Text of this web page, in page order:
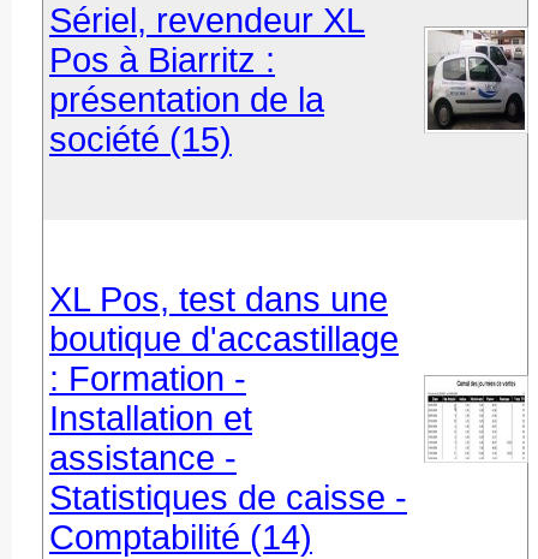
Sériel, revendeur XL
Pos à Biarritz :
présentation de la
société (15)
XL Pos, test dans une
boutique d'accastillage
: Formation -
Installation et
assistance -
Statistiques de caisse -
Comptabilité (14)